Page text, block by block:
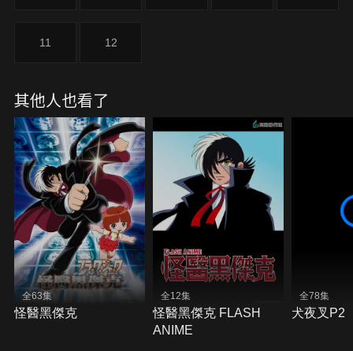
11 12
其他人也看了
全63集
怪醫黑傑克
全12集
怪醫黑傑克 FLASH
ANIME
全78集
犬夜叉P2